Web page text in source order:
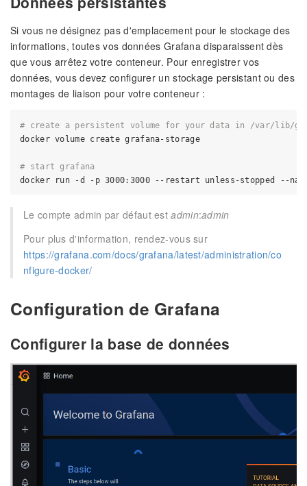
Si vous ne désignez pas d'emplacement pour le stockage des
informations, toutes vos données Grafana disparaissent dès
que vous arrêtez votre conteneur. Pour enregistrer vos
données, vous devez configurer un stockage persistant ou des
montages de liaison pour votre conteneur :
# create a persistent volume for your data in /var/lib/
docker volume create grafana-storage
# start grafana
Le compte admin par défaut estadmin:admin
Pour plus d'information, rendez-vous sur
https://grafana.com/docs/grafana/latest/administration/co
nfigure-docker/
Configuration de Grafana
Configurer la base de données